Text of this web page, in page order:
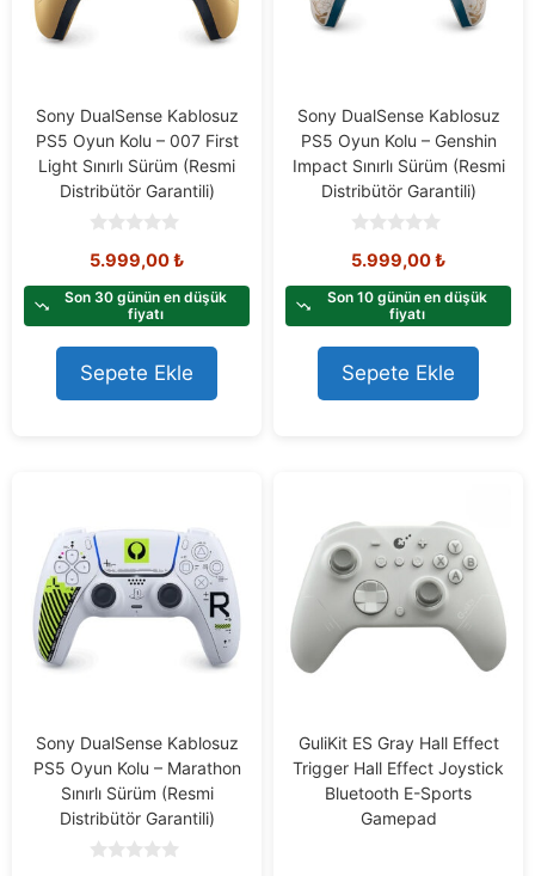
Sony DualSense Kablosuz
PS5 Oyun Kolu – 007 First
Light Sınırlı Sürüm (Resmi
Distribütör Garantili)
o
t
f
5
5.999,00₺
Son 30 günün en düşük
fiyatı
Sepete Ekle
Sony DualSense Kablosuz
PS5 Oyun Kolu – Genshin
Impact Sınırlı Sürüm (Resmi
Distribütör Garantili)
o
t
f
5
5.999,00₺
Son 10 günün en düşük
fiyatı
Sepete Ekle
Sony DualSense Kablosuz
PS5 Oyun Kolu – Marathon
Sınırlı Sürüm (Resmi
Distribütör Garantili)
GuliKit ES Gray Hall Effect
Trigger Hall Effect Joystick
Bluetooth E-Sports
Gamepad